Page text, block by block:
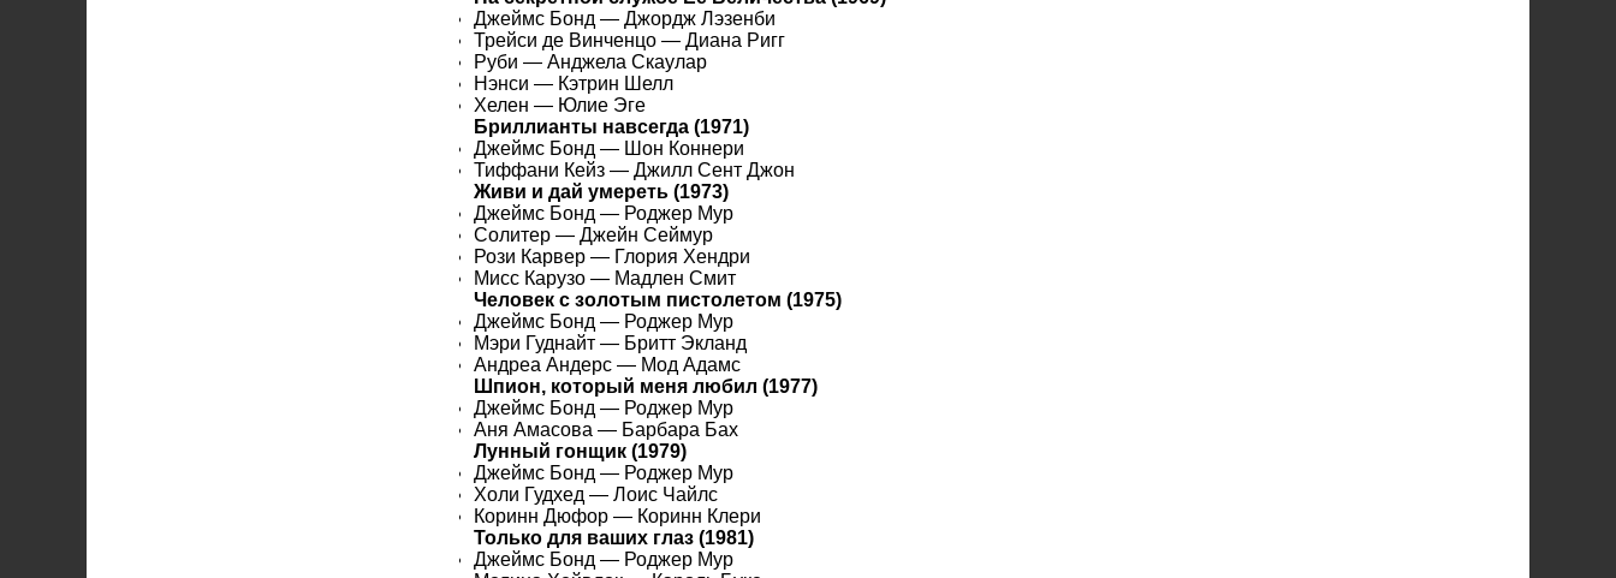
Джеймс Бонд — Джордж Лэзенби
Трейси де Винченцо — Диана Ригг
Руби — Анджела Скаулар
Нэнси — Кэтрин Шелл
Хелен — Юлие Эге
Бриллианты навсегда (1971)
Джеймс Бонд — Шон Коннери
Тиффани Кейз — Джилл Сент Джон
Живи и дай умереть (1973)
Джеймс Бонд — Роджер Мур
Солитер — Джейн Сеймур
Рози Карвер — Глория Хендри
Мисс Карузо — Мадлен Смит
Человек с золотым пистолетом (1975)
Джеймс Бонд — Роджер Мур
Мэри Гуднайт — Бритт Экланд
Андреа Андерс — Мод Адамс
Шпион, который меня любил (1977)
Джеймс Бонд — Роджер Мур
Аня Амасова — Барбара Бах
Лунный гонщик (1979)
Джеймс Бонд — Роджер Мур
Холи Гудхед — Лоис Чайлс
Коринн Дюфор — Коринн Клери
Только для ваших глаз (1981)
Джеймс Бонд — Роджер Мур